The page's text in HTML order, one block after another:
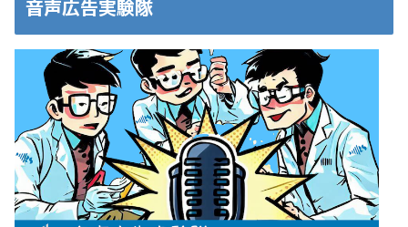
音声広告実験隊